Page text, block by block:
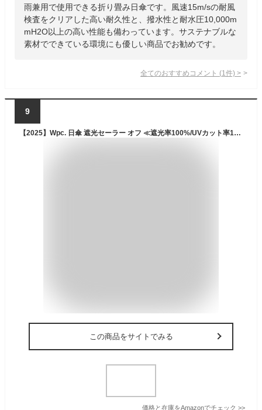
雨兼用で使用できる折り畳み日傘です。風速15m/sの耐風
検査をクリアした高い耐久性と、撥水性と耐水圧10,000m
mH2O以上の高い性能も備わっています。サステナブルな
素材でできている環境にも優しい商品でお勧めです。
全てのおすすめコメント (1 件) >
9
【2025】Wpc. 日傘 遮光セーラー オフ ≪遮光率100%/UVカット率100%/・UPF50＋/遮熱/晴雨兼用≫ 長傘 通勤 通学 旅行 オシャレ 可愛い 女性 レディース 81-18908-101
この商品をサイトでみる
価格と在庫をAmazonでチェック >>